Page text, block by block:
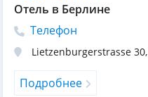
Отель в Берлине
Телефон
Lietzenburgerstrasse 30,
Подробнее